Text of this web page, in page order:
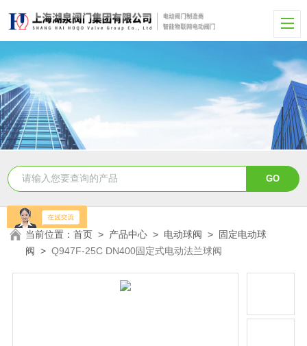
当前位置：首页 > 产品中心 > 电动球阀 > 固定电动球
阀 >Q947F-25C DN400固定式电动法兰球阀